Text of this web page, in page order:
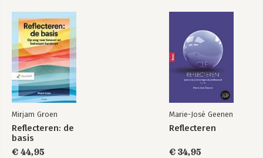
Mirjam Groen
Reflecteren: de
basis
€ 44,95
Marie-José Geenen
Reflecteren
€ 34,95